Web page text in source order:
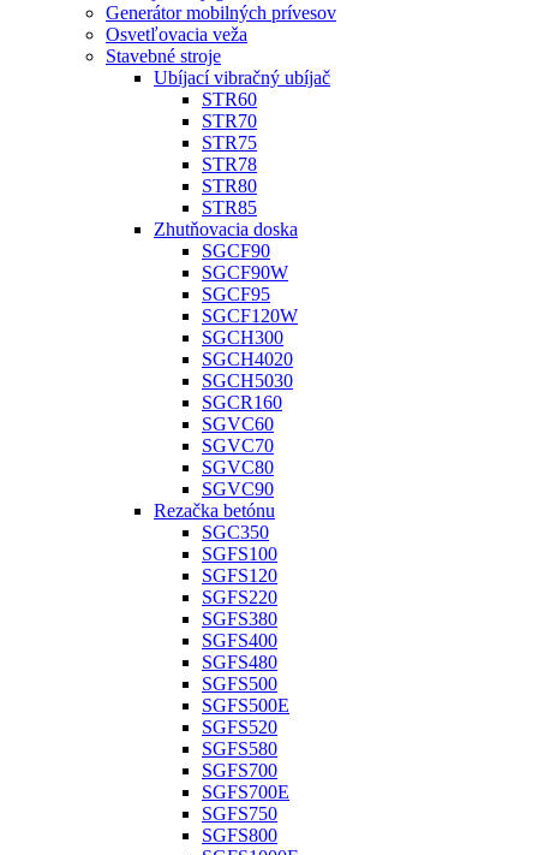
Generátor mobilných prívesov
Osvetľovacia veža
Stavebné stroje
Ubíjací vibračný ubíjač
STR60
STR70
STR75
STR78
STR80
STR85
Zhutňovacia doska
SGCF90
SGCF90W
SGCF95
SGCF120W
SGCH300
SGCH4020
SGCH5030
SGCR160
SGVC60
SGVC70
SGVC80
SGVC90
Rezačka betónu
SGC350
SGFS100
SGFS120
SGFS220
SGFS380
SGFS400
SGFS480
SGFS500
SGFS500E
SGFS520
SGFS580
SGFS700
SGFS700E
SGFS750
SGFS800